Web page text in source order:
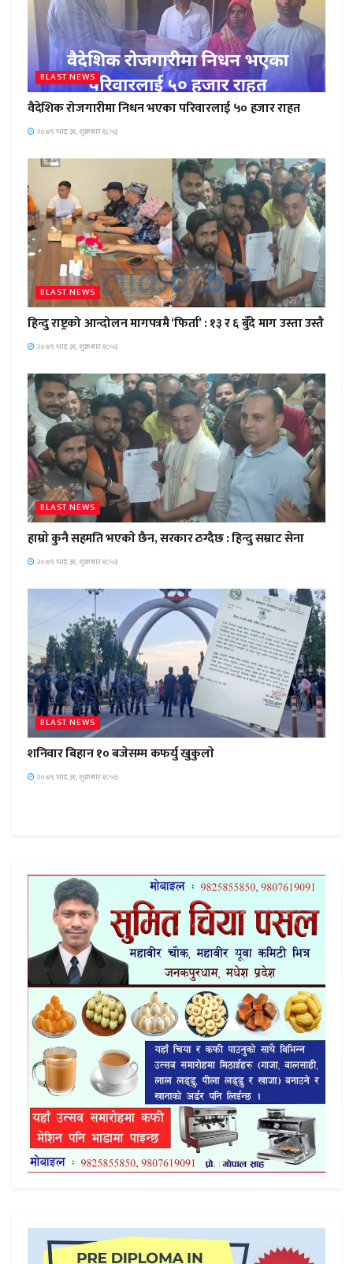
BLAST NEWS
वैदेशिक रोजगारीमा निधन भएका परिवारलाई ५० हजार राहत
२०७९ भाद्र ३१, शुक्रबार १८:५३
BLAST NEWS
हिन्दु राष्ट्रको आन्दोलन मागपत्रमै ‘फिर्ता’ : १३ र ६ बुँदे माग उस्ता उस्तै
२०७९ भाद्र ३१, शुक्रबार १८:५३
BLAST NEWS
हाम्राे कुनै सहमति भएकाे छैन, सरकार ठग्दैछ : हिन्दु सम्राट सेना
२०७९ भाद्र ३१, शुक्रबार १८:५३
BLAST NEWS
शनिवार बिहान १० बजेसम्म कफर्यु खुकुलाे
२०७९ भाद्र ३१, शुक्रबार १८:५३